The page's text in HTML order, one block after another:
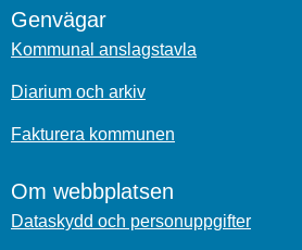
Genvägar
Kommunal anslagstavla
Diarium och arkiv
Fakturera kommunen
Om webbplatsen
Dataskydd och personuppgifter